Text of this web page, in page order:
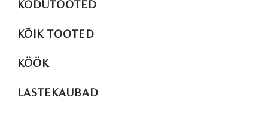
KODUTOOTED
KÕIK TOOTED
KÖÖK
LASTEKAUBAD